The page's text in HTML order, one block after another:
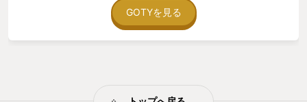
なぁと思いながらプレイしていましたが違う所もありました。
ですが面白さは何も変わらず当時と同じようにのめり込んでし
GOTYを見る